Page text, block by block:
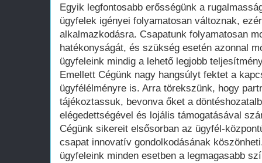
Egyik legfontosabb erősségünk a
ügyfelek igényei folyamatosan változnak,
alkalmazkodásra. Csapatunk folyamatosan
hatékonyságát, és szükség esetén azonnal
ügyfeleink mindig a lehető legjobb
Emellett Cégünk nagy hangsúlyt fektet a
ügyfélélményre is. Arra törekszünk, hogy
tájékoztassuk, bevonva őket a
elégedettségével és lojális támogatásával
Cégünk sikereit elsősorban az ügyfél-
csapat innovatív gondolkodásának
ügyfeleink minden esetben a legmagasabb